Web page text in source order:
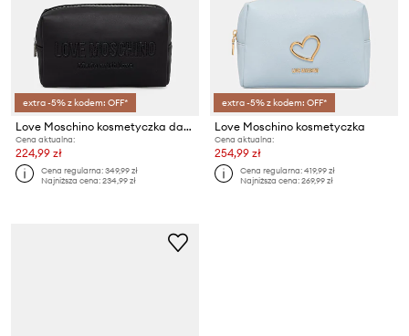
extra -5% z kodem: OFF*
Love Moschino kosmetyczka damska
Cena aktualna:
224,99 zł
Cena regularna:349,99 zł
Najniższa cena:234,99 zł
extra -5% z kodem: OFF*
Love Moschino kosmetyczka
Cena aktualna:
254,99 zł
Cena regularna:419,99 zł
Najniższa cena:269,99 zł